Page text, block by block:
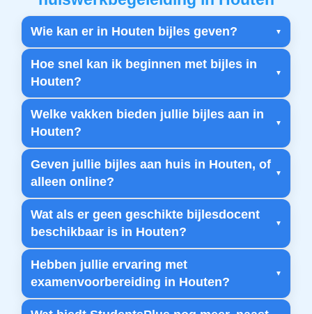
Wie kan er in Houten bijles geven?
Hoe snel kan ik beginnen met bijles in
Houten?
Welke vakken bieden jullie bijles aan in
Houten?
Geven jullie bijles aan huis in Houten, of
alleen online?
Wat als er geen geschikte bijlesdocent
beschikbaar is in Houten?
Hebben jullie ervaring met
examenvoorbereiding in Houten?